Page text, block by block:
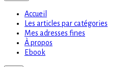
Accueil
Les articles par catégories
Mes adresses fines
À propos
Ebook